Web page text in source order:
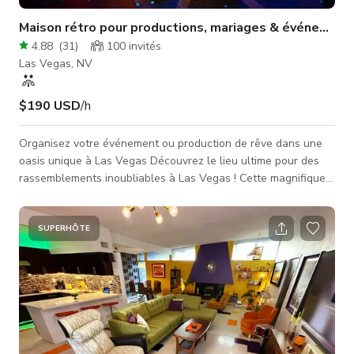
Maison rétro pour productions, mariages &
4.88 (31) 100 invités
Las Vegas, NV
$190 USD/h
Organisez votre événement ou production de rêve dans une
oasis unique à Las Vegas Découvrez le lieu ultime pour des
rassemblements inoubliables à Las Vegas ! Cette magnifique
rétro et style éclectique, créant un décor parfait pour toute
occasion. Des dîners intimes aux célébrations vibrantes, cet
espace est conçu pour impressionner. Détendez-vous au bord
de la piscine étincelante, posez sous la boule disco massive
ou exp
SUPERHÔTE